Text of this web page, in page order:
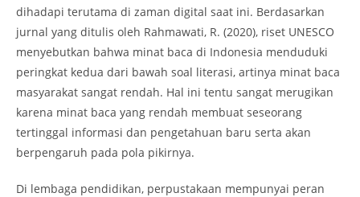
dihadapi terutama di zaman digital saat ini. Berdasarkan
jurnal yang ditulis oleh Rahmawati, R. (2020), riset UNESCO
menyebutkan bahwa minat baca di Indonesia menduduki
peringkat kedua dari bawah soal literasi, artinya minat baca
masyarakat sangat rendah. Hal ini tentu sangat merugikan
karena minat baca yang rendah membuat seseorang
tertinggal informasi dan pengetahuan baru serta akan
berpengaruh pada pola pikirnya.
Di lembaga pendidikan, perpustakaan mempunyai peran